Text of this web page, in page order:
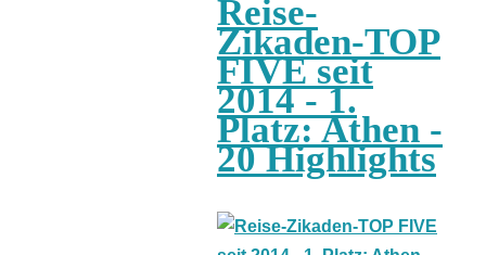
Reise-
Zikaden-TOP
FIVE seit
2014 - 1.
Platz: Athen -
20 Highlights